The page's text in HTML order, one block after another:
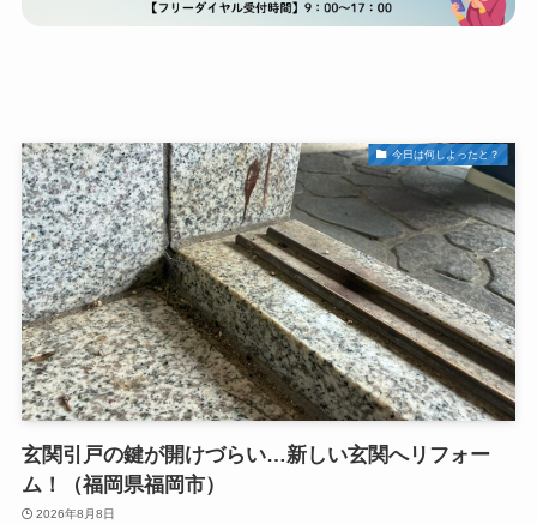
今日は何しよったと？
玄関引戸の鍵が開けづらい…新しい玄関へリフォー
ム！（福岡県福岡市）
2026年8月8日